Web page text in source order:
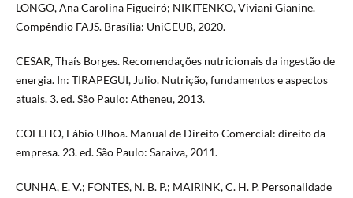
LONGO, Ana Carolina Figueiró; NIKITENKO, Viviani Gianine.
Compêndio FAJS. Brasília: UniCEUB, 2020.
CESAR, Thaís Borges. Recomendações nutricionais da ingestão de
energia. In: TIRAPEGUI, Julio. Nutrição, fundamentos e aspectos
atuais. 3. ed. São Paulo: Atheneu, 2013.
COELHO, Fábio Ulhoa. Manual de Direito Comercial: direito da
empresa. 23. ed. São Paulo: Saraiva, 2011.
CUNHA, E. V.; FONTES, N. B. P.; MAIRINK, C. H. P. Personalidade